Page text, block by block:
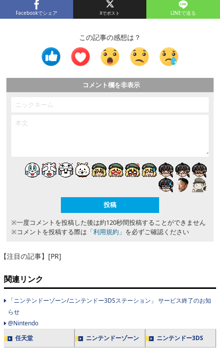
Facebookでシェア LINEで送る
この記事の感想は？
コメント欄を非表示
※一度コメントを投稿した後は約120秒間投稿することができません
※コメントを投稿する際は 「利用規約」 を必ずご確認ください
【注目の記事】[PR]
関連リンク
「ニンテンドーゾーン/ニンテンドー3DSステーション」 サービス終了のお知
らせ
@Nintendo
任天堂
ニンテンドーゾーン ニンテンドー3DS